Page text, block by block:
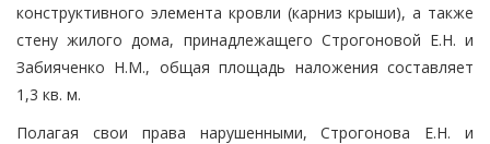
конструктивного элемента кровли (карниз крыши), а также
стену жилого дома, принадлежащего Строгоновой Е.Н. и
Забияченко Н.М., общая площадь наложения составляет
1,3 кв. м.
Полагая свои права нарушенными, Строгонова Е.Н. и